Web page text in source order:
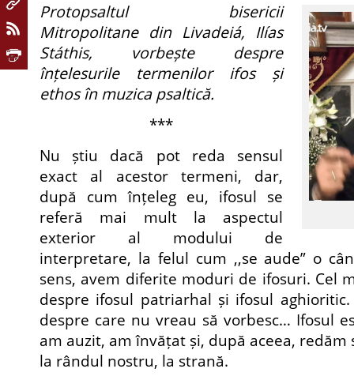
Protopsaltul bisericii
Mitropolitane din Livadeiá, Ilías
Státhis, vorbește despre
înțelesurile termenilor ifos și
ethos în muzica psaltică.
***
Nu știu dacă pot reda sensul
exact al acestor termeni, dar,
după cum înțeleg eu, ifosul se
referă mai mult la aspectul
exterior al modului de
interpretare, la felul cum ,,se aude” o
sens, avem diferite moduri de ifosuri. Cel
despre ifosul patriarhal și ifosul
despre care nu vreau să vorbesc… Ifosul
am auzit, am învățat și, după aceea,
la rândul nostru, la strană.